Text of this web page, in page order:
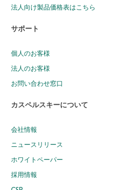
法人向け製品価格表はこちら
サポート
個人のお客様
法人のお客様
お問い合わせ窓口
カスペルスキーについて
会社情報
ニュースリリース
ホワイトペーパー
採用情報